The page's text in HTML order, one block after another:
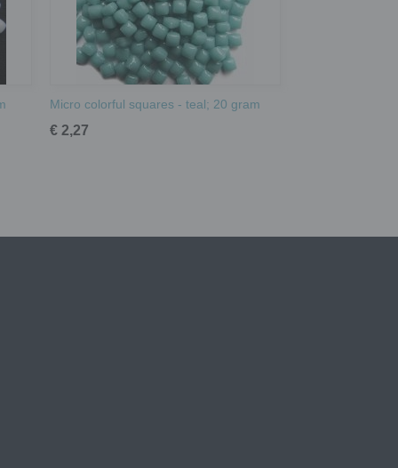
Micro colorful squares - teal; 20 gram
€ 2,27